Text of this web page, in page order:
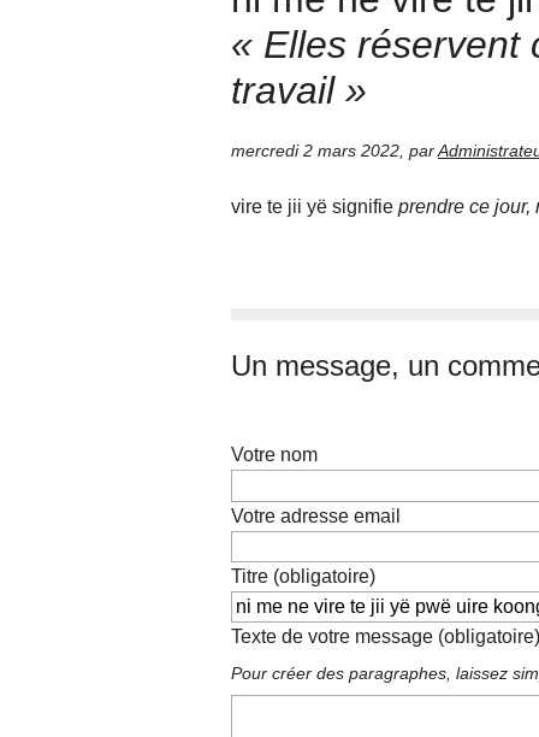
« Elles réservent
travail »
mercredi 2 mars 2022 par
vire te jii yë signifie prendre ce jour,
Un message, un
Votre nom
Votre adresse email
Titre (obligatoire)
Texte de votre message (obligatoire)
Pour créer des paragraphes, laissez